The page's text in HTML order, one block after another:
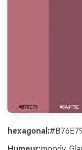
hexagonal: